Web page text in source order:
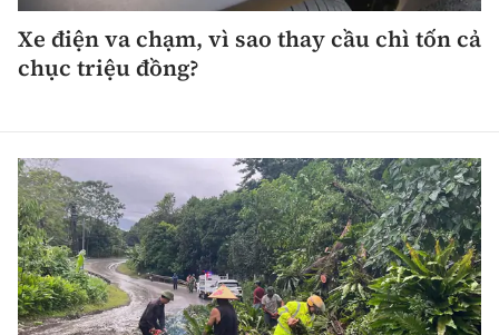
Xe điện va chạm, vì sao thay cầu chì tốn cả
chục triệu đồng?